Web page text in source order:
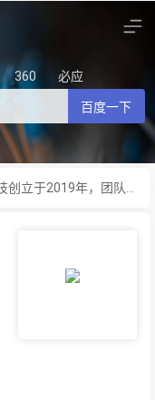
360 必应
百度一下
立于2019年，团队...